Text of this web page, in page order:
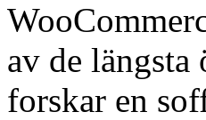
av de
forskar en